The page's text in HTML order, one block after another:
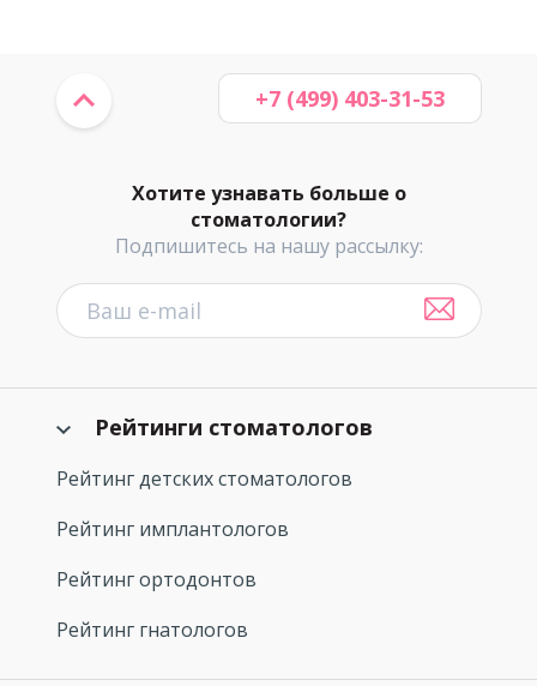
Хотите узнавать больше о
стоматологии?
Подпишитесь на нашу рассылку:
+7 (499) 403-31-53
Рейтинги стоматологов
Рейтинг детских стоматологов
Рейтинг имплантологов
Рейтинг ортодонтов
Рейтинг гнатологов